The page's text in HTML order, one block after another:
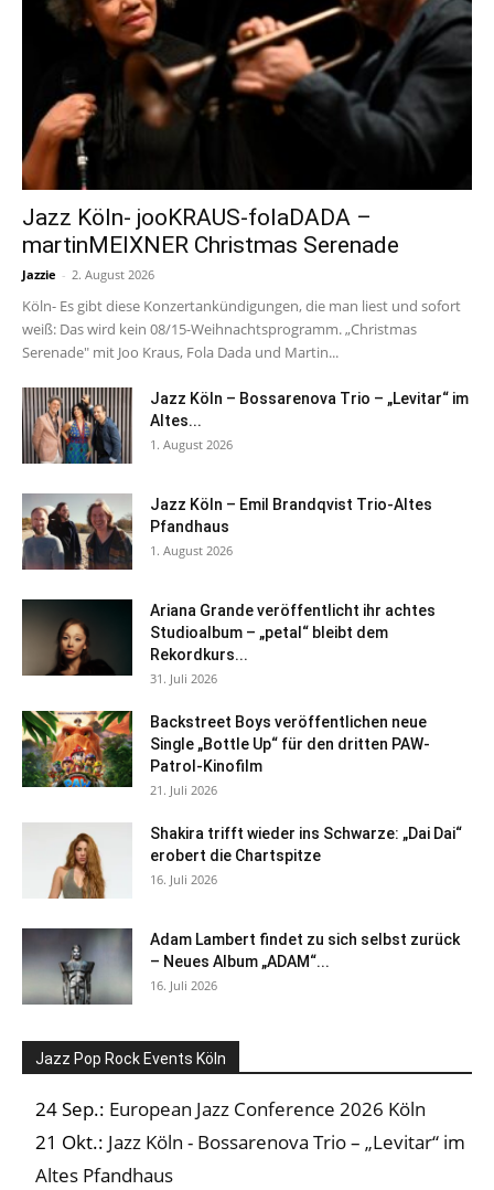
Jazz Köln- jooKRAUS-folaDADA –
martinMEIXNER Christmas Serenade
Jazzie - 2. August 2026
Köln- Es gibt diese Konzertankündigungen, die man liest und sofort
weiß: Das wird kein 08/15-Weihnachtsprogramm. „Christmas
Serenade" mit Joo Kraus, Fola Dada und Martin...
Jazz Köln – Bossarenova Trio – „Levitar“ im
Altes...
1. August 2026
Jazz Köln – Emil Brandqvist Trio-Altes
Pfandhaus
1. August 2026
Ariana Grande veröffentlicht ihr achtes
Studioalbum – „petal“ bleibt dem
Rekordkurs...
31. Juli 2026
Backstreet Boys veröffentlichen neue
Single „Bottle Up“ für den dritten PAW-
Patrol-Kinofilm
21. Juli 2026
Shakira trifft wieder ins Schwarze: „Dai Dai“
erobert die Chartspitze
16. Juli 2026
Adam Lambert findet zu sich selbst zurück
– Neues Album „ADAM“...
16. Juli 2026
Jazz Pop Rock Events Köln
24 Sep.: European Jazz Conference 2026 Köln
21 Okt.: Jazz Köln - Bossarenova Trio – „Levitar“ im
Altes Pfandhaus